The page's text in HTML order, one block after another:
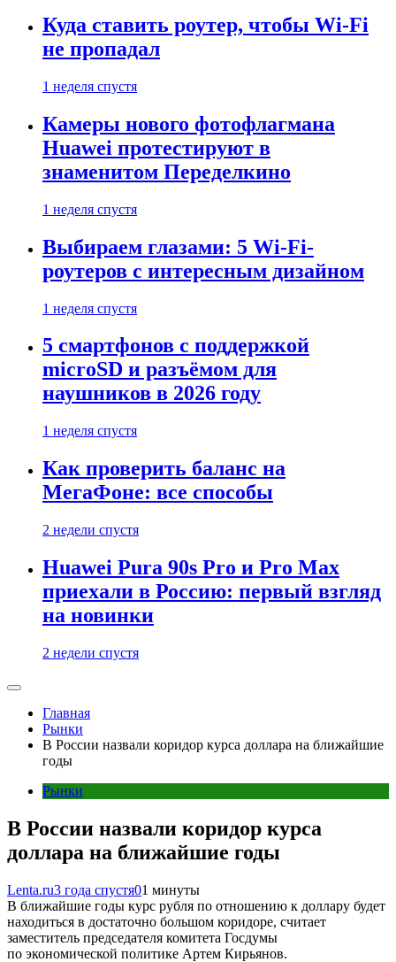
Куда ставить роутер, чтобы Wi-Fi
не пропадал
1 неделя спустя
Камеры нового фотофлагмана
Huawei протестируют в
знаменитом Переделкино
1 неделя спустя
Выбираем глазами: 5 Wi-Fi-
роутеров с интересным дизайном
1 неделя спустя
5 смартфонов с поддержкой
microSD и разъёмом для
наушников в 2026 году
1 неделя спустя
Как проверить баланс на
МегаФоне: все способы
2 недели спустя
Huawei Pura 90s Pro и Pro Max
приехали в Россию: первый взгляд
на новинки
2 недели спустя
Главная
Рынки
В России назвали коридор курса доллара на ближайшие
годы
Рынки
В России назвали коридор курса
доллара на ближайшие годы
Lenta.ru3 года спустя01 минуты
В ближайшие годы курс рубля по отношению к доллару будет
находиться в достаточно большом коридоре, считает
заместитель председателя комитета Госдумы
по экономической политике Артем Кирьянов.